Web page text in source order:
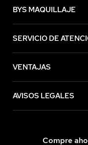
BYS MAQUILLAJE
SERVICIO DE
VENTAJAS
AVISOS LEGALES
Compre